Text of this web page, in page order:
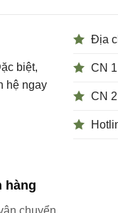
biệt,
hệ ngay
Địa
CN
CN
hàng
chuyển